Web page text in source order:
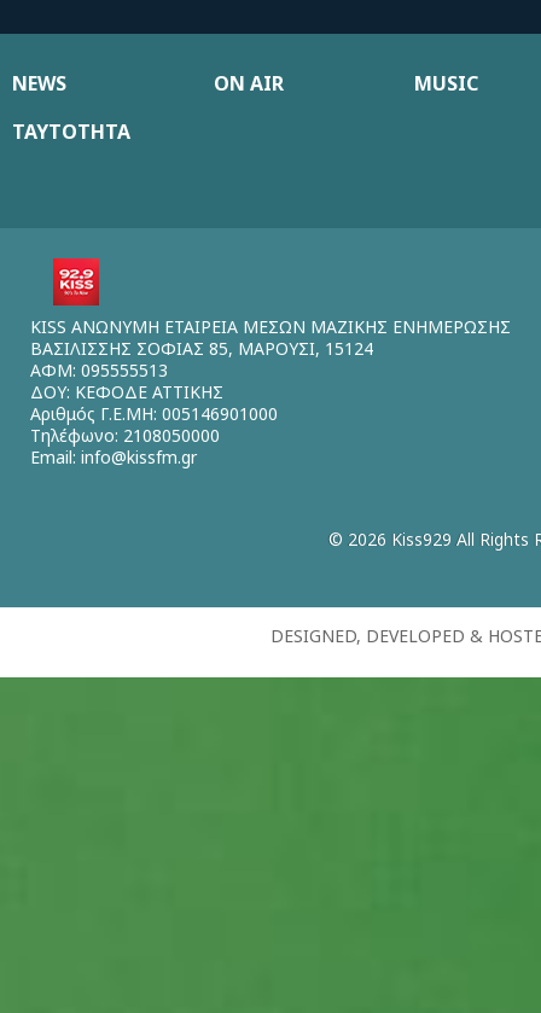
NEWS ON AIR
MUSIC
ΤΑΥΤΟΤΗΤΑ
KISS ΑΝΩΝΥΜΗ ΕΤΑΙΡΕΙΑ ΜΕΣΩΝ ΜΑΖΙΚΗΣ ΕΝΗΜΕΡΩΣΗΣ
ΒΑΣΙΛΙΣΣΗΣ ΣΟΦΙΑΣ 85, ΜΑΡΟΥΣΙ, 15124
ΑΦΜ: 095555513
ΔΟΥ: ΚΕΦΟΔΕ ΑΤΤΙΚΗΣ
Αριθμός Γ.Ε.ΜΗ: 005146901000
Τηλέφωνο: 2108050000
Email: info@kissfm.gr
© 2026 Kiss929 All Rights
DESIGNED, DEVELOPED &